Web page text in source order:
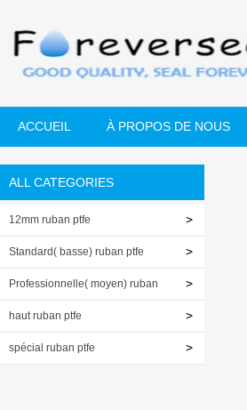
ACCUEIL À PROPOS DE NOUS
ALL CATEGORIES
12mm ruban ptfe
Standard( basse) ruban ptfe
Professionnelle( moyen) ruban
ptfehaut ruban ptfe
spécial ruban ptfe